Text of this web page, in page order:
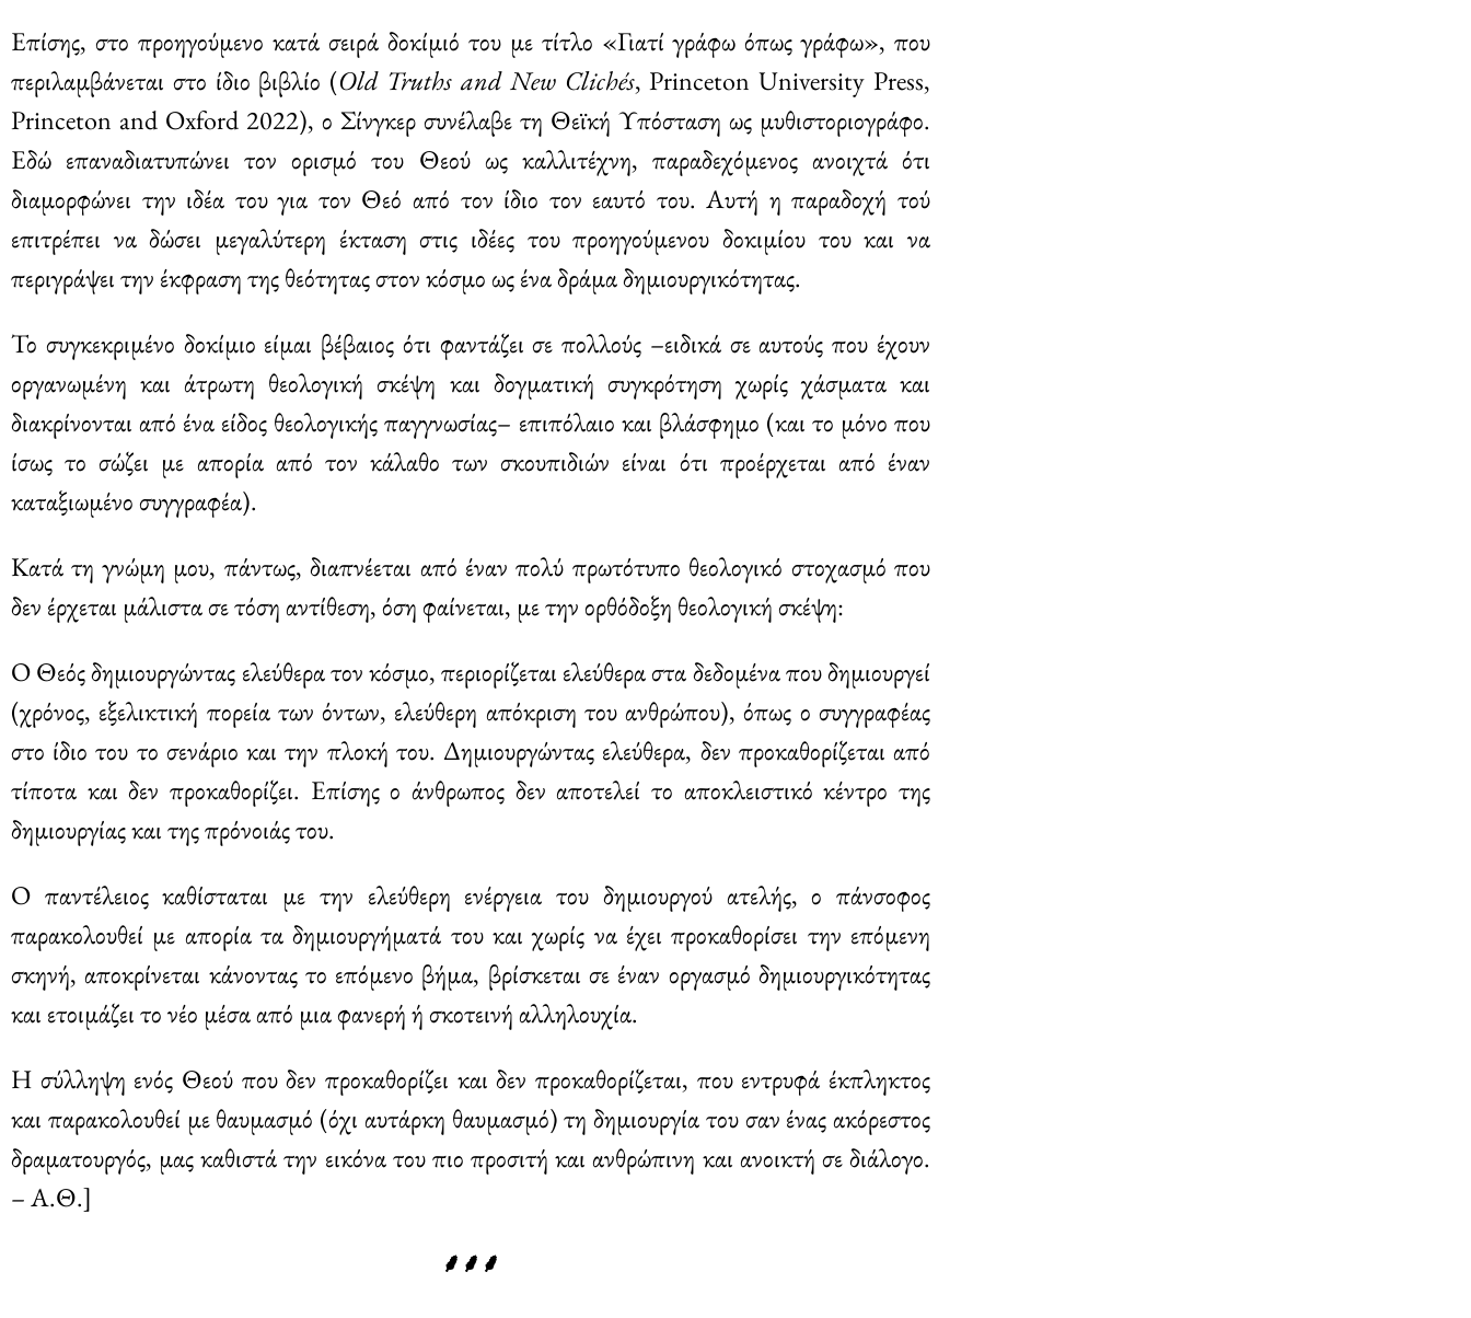
Επίσης, στο προηγούμενο κατά σειρά δοκίμιό του με τίτλο «Γιατί γράφω όπως γράφω», που
περιλαμβάνεται στο ίδιο βιβλίο (Οld Truths andNew Clichés, Princeton University Press,
Princeton and Oxford 2022), ο Σίνγκερ συνέλαβε τη Θεϊκή Υπόσταση ως μυθιστοριογράφο.
Εδώ επαναδιατυπώνει τον ορισμό του Θεού ως καλλιτέχνη, παραδεχόμενος ανοιχτά ότι
διαμορφώνει την ιδέα του για τον Θεό από τον ίδιο τον εαυτό του. Αυτή η παραδοχή τού
επιτρέπει να δώσει μεγαλύτερη έκταση στις ιδέες του προηγούμενου δοκιμίου του και να
περιγράψει την έκφραση της θεότητας στον κόσμο ως ένα δράμα δημιουργικότητας.
Το συγκεκριμένο δοκίμιο είμαι βέβαιος ότι φαντάζει σε πολλούς –ειδικά σε αυτούς που έχουν
οργανωμένη και άτρωτη θεολογική σκέψη και δογματική συγκρότηση χωρίς χάσματα και
διακρίνονται από ένα είδος θεολογικής παγγνωσίας– επιπόλαιο και βλάσφημο (και το μόνο που
ίσως το σώζει με απορία από τον κάλαθο των σκουπιδιών είναι ότι προέρχεται από έναν
καταξιωμένο συγγραφέα).
Κατά τη γνώμη μου, πάντως, διαπνέεται από έναν πολύ πρωτότυπο θεολογικό στοχασμό που
δεν έρχεται μάλιστα σε τόση αντίθεση, όση φαίνεται, με την ορθόδοξη θεολογική σκέψη:
Ο Θεός δημιουργώντας ελεύθερα τον κόσμο, περιορίζεται ελεύθερα στα δεδομένα που δημιουργεί
(χρόνος, εξελικτική πορεία των όντων, ελεύθερη απόκριση του ανθρώπου), όπως ο συγγραφέας
στο ίδιο του το σενάριο και την πλοκή του. Δημιουργώντας ελεύθερα, δεν προκαθορίζεται από
τίποτα και δεν προκαθορίζει. Επίσης ο άνθρωπος δεν αποτελεί το αποκλειστικό κέντρο της
δημιουργίας και της πρόνοιάς του.
Ο παντέλειος καθίσταται με την ελεύθερη ενέργεια του δημιουργού ατελής, ο πάνσοφος
παρακολουθεί με απορία τα δημιουργήματά του και χωρίς να έχει προκαθορίσει την επόμενη
σκηνή, αποκρίνεται κάνοντας το επόμενο βήμα, βρίσκεται σε έναν οργασμό δημιουργικότητας
και ετοιμάζει το νέο μέσα από μια φανερή ή σκοτεινή αλληλουχία.
Η σύλληψη ενός Θεού που δεν προκαθορίζει και δεν προκαθορίζεται, που εντρυφά έκπληκτος
και παρακολουθεί με θαυμασμό (όχι αυτάρκη θαυμασμό) τη δημιουργία του σαν ένας ακόρεστος
δραματουργός, μας καθιστά την εικόνα του πιο προσιτή και ανθρώπινη και ανοικτή σε διάλογο.
– Α.Θ.]
⸙⸙⸙